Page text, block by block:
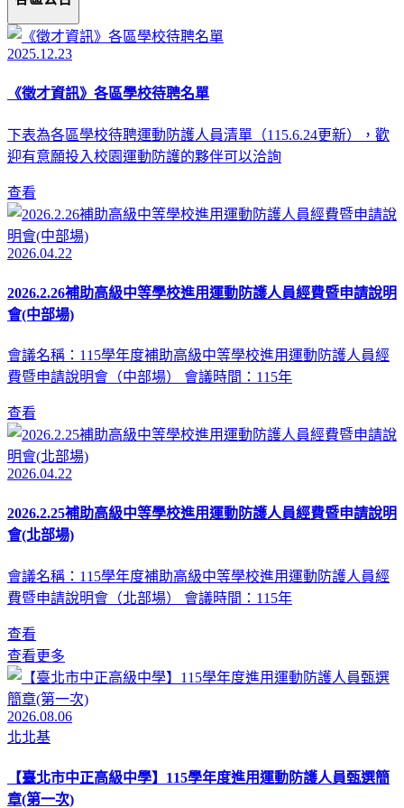
2025.12.23
《徵才資訊》各區學校待聘名單
下表為各區學校待聘運動防護人員清單（115.6.24更新），歡
迎有意願投入校園運動防護的夥伴可以洽詢
查看
2026.04.22
2026.2.26補助高級中等學校進用運動防護人員經費暨申請說明
會(中部場)
會議名稱：115學年度補助高級中等學校進用運動防護人員經
費暨申請說明會（中部場） 會議時間：115年
查看
2026.04.22
2026.2.25補助高級中等學校進用運動防護人員經費暨申請說明
會(北部場)
會議名稱：115學年度補助高級中等學校進用運動防護人員經
費暨申請說明會（北部場） 會議時間：115年
查看
查看更多
2026.08.06
北北基
【臺北市中正高級中學】115學年度進用運動防護人員甄選簡
章(第一次)